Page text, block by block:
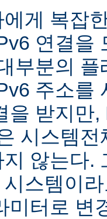
게 복잡
연결을
부분의
주소를
을 받지만
시스템
않는다.
스템이
미터로 변